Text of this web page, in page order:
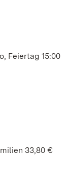
Feiertag 15:00
33,80 €